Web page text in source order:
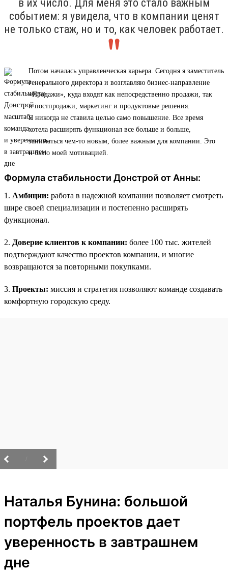
в их число. Для меня это стало важным
событием: я увидела, что в компании ценят
не только стаж, но и то, как человек работает.
Потом началась управленческая карьера. Сегодня я заместитель
генерального директора и возглавляю бизнес-направление
«Продажи», куда входят как непосредственно продажи, так
и постпродажи, маркетинг и продуктовые решения.
Я никогда не ставила целью само повышение. Все время
хотела расширять функционал все больше и больше,
заниматься чем-то новым, более важным для компании. Это
и было моей мотивацией.
Формула стабильности Донстрой от Анны:
1. Амбиции: работа в надежной компании позволяет смотреть
шире своей специализации и постепенно расширять
функционал.
2. Доверие клиентов к компании: более 100 тыс. жителей
подтверждают качество проектов компании, и многие
возвращаются за повторными покупками.
3. Проекты: миссия и стратегия позволяют команде создавать
комфортную городскую среду.
Наталья Бунина: большой
портфель проектов дает
уверенность в завтрашнем
дне